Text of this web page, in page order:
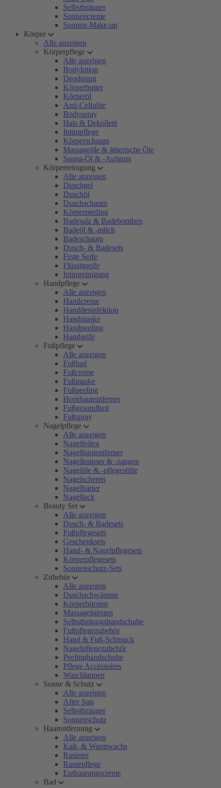
Selbstbräuner
Sonnencreme
Sonnen-Make-up
Körper
Alle anzeigen
Körperpflege
Alle anzeigen
Bodylotion
Deodorant
Körperbutter
Körperöl
Anti-Cellulite
Bodyspray
Hals & Dekolleté
Intimpflege
Körperschaum
Massageöle & ätherische Öle
Sauna-Öl & -Aufguss
Körperreinigung
Alle anzeigen
Duschgel
Duschöl
Duschschaum
Körperpeeling
Badesalz & Badebomben
Badeöl & -milch
Badeschaum
Dusch- & Badesets
Feste Seife
Flüssigseife
Intimreinigung
Handpflege
Alle anzeigen
Handcreme
Handdesinfektion
Handmaske
Handpeeling
Handseife
Fußpflege
Alle anzeigen
Fußbad
Fußcreme
Fußmaske
Fußpeeling
Hornhautentferner
Fußgesundheit
Fußspray
Nagelpflege
Alle anzeigen
Nagelfeilen
Nagelhautentferner
Nagelknipser & -zangen
Nagelöle & -pflegestifte
Nagelscheren
Nagelhärter
Nagellack
Beauty Set
Alle anzeigen
Dusch- & Badesets
Fußpflegesets
Geschenksets
Hand- & Nagelpflegesets
Körperpflegesets
Sonnenschutz-Sets
Zubehör
Alle anzeigen
Duschschwämme
Körperbürsten
Massagebürsten
Selbstbräungshandschuhe
Fußpflegezubehör
Hand & Fuß-Schmuck
Nagelpflegezubehör
Peelinghandschuhe
Pflege Accessoires
Waschlappen
Sonne & Schutz
Alle anzeigen
After Sun
Selbstbräuner
Sonnenschutz
Haarentfernung
Alle anzeigen
Kalt- & Warmwachs
Rasierer
Rasurpflege
Enthaarungscreme
Bad